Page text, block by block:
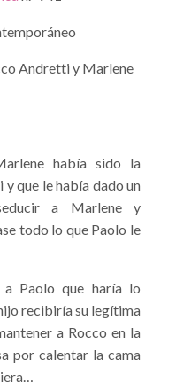
Andretti y Marlene
había sido la
que le había dado un
a Marlene y
todo lo que Paolo le
Paolo que haría lo
recibiría su legítima
a Rocco en la
por calentar la cama